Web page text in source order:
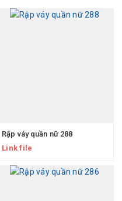
Rập váy quần nữ 288
Link file